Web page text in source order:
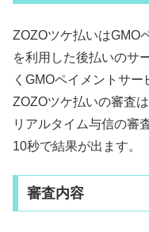
ZOZOツケ払いはGMO
を利用した後払いのサ
くGMOペイメントサー
ZOZOツケ払いの審査
リアルタイム与信の審
10秒で結果が出ます。
審査内容